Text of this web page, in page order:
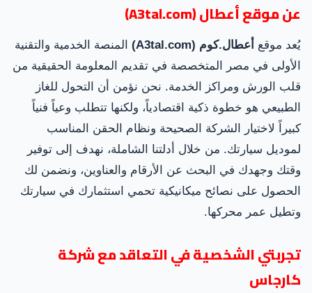
عن موقع أعطال (A3tal.com)
يُعد موقع أعطال.كوم (A3tal.com)
المنصة الخدمية والتقنية
الأولى في مصر المتخصصة في تقديم المعلومة الحقيقية من
قلب الورش ومراكز الخدمة. نحن نؤمن أن التحول للغاز
الطبيعي هو خطوة ذكية اقتصادياً، ولكنها تتطلب وعياً فنياً
كبيراً لاختيار الشركة الصحيحة ونظام الحقن المناسب
لموديل سيارتك. من خلال أدلتنا الشاملة، نهدف إلى توفير
وقتك وجهدك في البحث عن الأرقام والعناوين، ونضمن لك
الحصول على نصائح ميكانيكية تحمي استثمارك في سيارتك
وتطيل عمر محركها.
تجربتي الشخصية في التعاقد مع شركة
كارجاس